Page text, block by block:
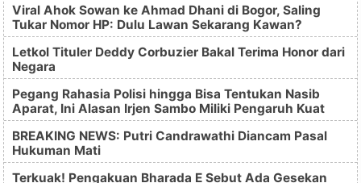
Viral Ahok Sowan ke Ahmad Dhani di Bogor, Saling
Tukar Nomor HP: Dulu Lawan Sekarang Kawan?
Letkol Tituler Deddy Corbuzier Bakal Terima Honor dari
Negara
Pegang Rahasia Polisi hingga Bisa Tentukan Nasib
Aparat, Ini Alasan Irjen Sambo Miliki Pengaruh Kuat
BREAKING NEWS: Putri Candrawathi Diancam Pasal
Hukuman Mati
Terkuak! Pengakuan Bharada E Sebut Ada Gesekan